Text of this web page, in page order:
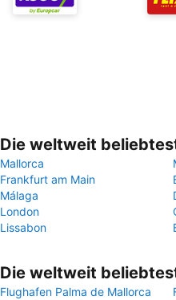
Die weltweit
Mallorca
Frankfurt am Main
Málaga
London
Lissabon
Die weltweit
Flughafen Palma de Mallorca